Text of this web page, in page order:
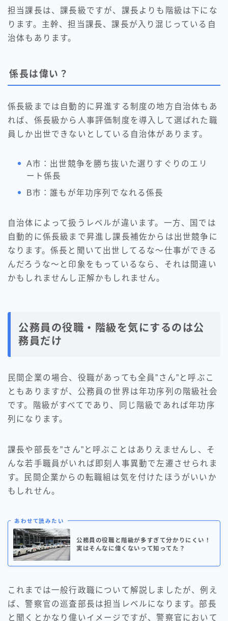
担当課長は、課長級ですが、課長よりも階級は下にな
ります。主幹、担当課長、課長が入り混じっている自
治体もあります。
係長は偉い？
係長級までは自動的に昇進する制度の地方自治体もあ
れば、係長級から人事評価制度を導入して選ばれた職
員しか出世できないとしている自治体があります。
A市：出世競争を勝ち抜いた選りすぐりのエリ
ート係長
B市：誰もが年功序列でなれる係長
自治体によって扱うレベルが違います。一方、国では
自動的に係長級まで昇進し課長補佐からは出世競争に
なります。係長と聞いて出世してるな～仕事ができる
んだろうな～と印象をもっているなら、それは間違い
かもしれませんし正解かもしれません。
公務員の役職・階級を気にするのは公
務員だけ
民間企業の場合、役職があっても全員”さん”と呼ぶこ
ともありますが、公務員の世界は年功序列の階級社会
です。階級がすべてであり、同じ階級であれば年功序
列になります。
課長や部長を”さん”と呼ぶことはありえませんし、そ
んな若手職員がいれば即刻人事異動で左遷させられま
す。民間企業からの転職組は気を付けたほうがいいか
もしれせん。
あわせて読みたい
公務員の役職と階級が多すぎて分かりにくい！
実はそんなに偉くないって知ってた？
これまでは一般行政職について解説しましたが、例え
ば、警察官の巡査部長は担当レベルになります。部長
と聞くとかなり偉いイメージですが、警察官において